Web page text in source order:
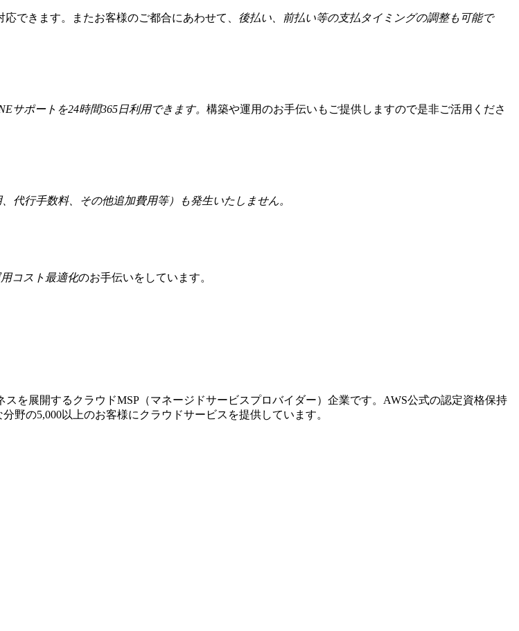
できます。またお客様のご都合にあわせて、 後払い、前払い等の支払タイミングの調整も可能で
サポートを24時間365日利用できます。 構築や運用のお手伝いもご提供しますので是非ご活用くださ
代行手数料、その他追加費用等）も発生いたしません。
⽤コスト最適化のお⼿伝いをしています。
を展開するクラウドMSP（マネージドサービスプロバイダー）企業です。AWS公式の認定資格保持
野の5,000以上のお客様にクラウドサービスを提供しています。